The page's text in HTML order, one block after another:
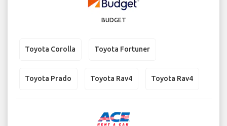
BUDGET
Toyota Corolla Toyota Fortuner
Toyota Prado Toyota Rav4 Toyota Rav4